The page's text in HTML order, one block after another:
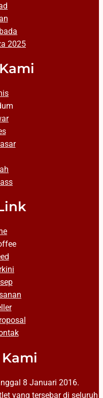
2025
8 Januari 2016.
yang tersebar di seluruh